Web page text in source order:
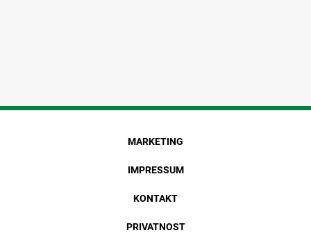
MARKETING
IMPRESSUM
KONTAKT
PRIVATNOST